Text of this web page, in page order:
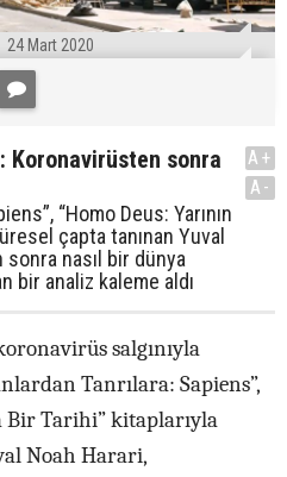
24 Mart 2020
Koronavirüsten sonra
“Homo Deus: Yarının
çapta tanınan Yuval
nasıl bir dünya
bir analiz kaleme aldı
A+
A-
salgınıyla
Tanrılara: Sapiens”,
Bir Tarihi” kitaplarıyla
Noah Harari,